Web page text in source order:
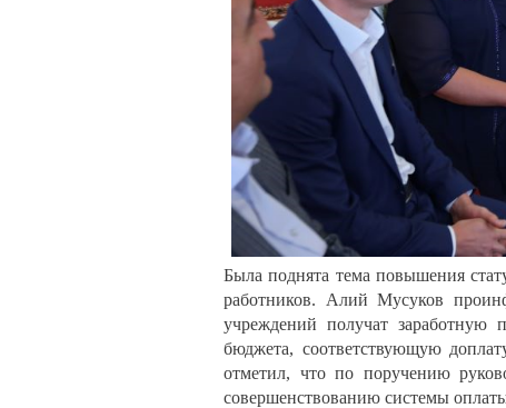
Была поднята тема повышения
работников. Алий Мусуков
учреждений получат заработную
бюджета, соответствующую
отметил, что по поручению
совершенствованию системы